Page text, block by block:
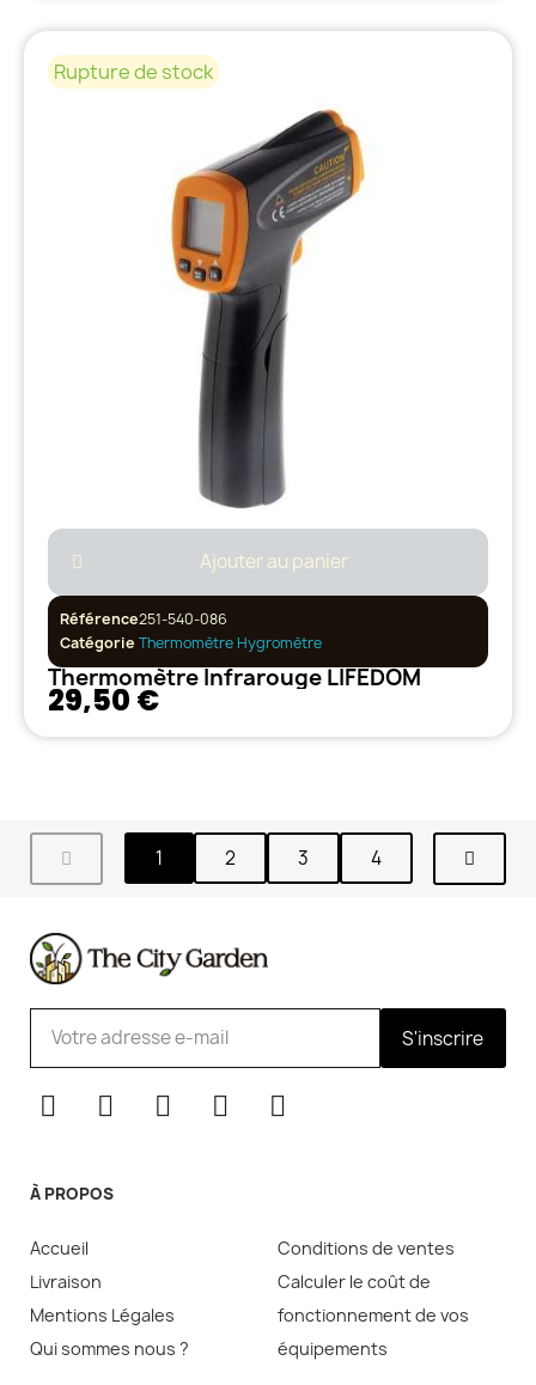
Rupture de stock
Ajouter au panier
Référence251-540-086
Catégorie Thermomètre Hygromètre
Thermomètre Infrarouge LIFEDOM
29,50 €
1 2 3 4
S'inscrire
À PROPOS
Accueil
Livraison
Mentions Légales
Qui sommes nous ?
Conditions de ventes
Calculer le coût de
fonctionnement de vos
équipements